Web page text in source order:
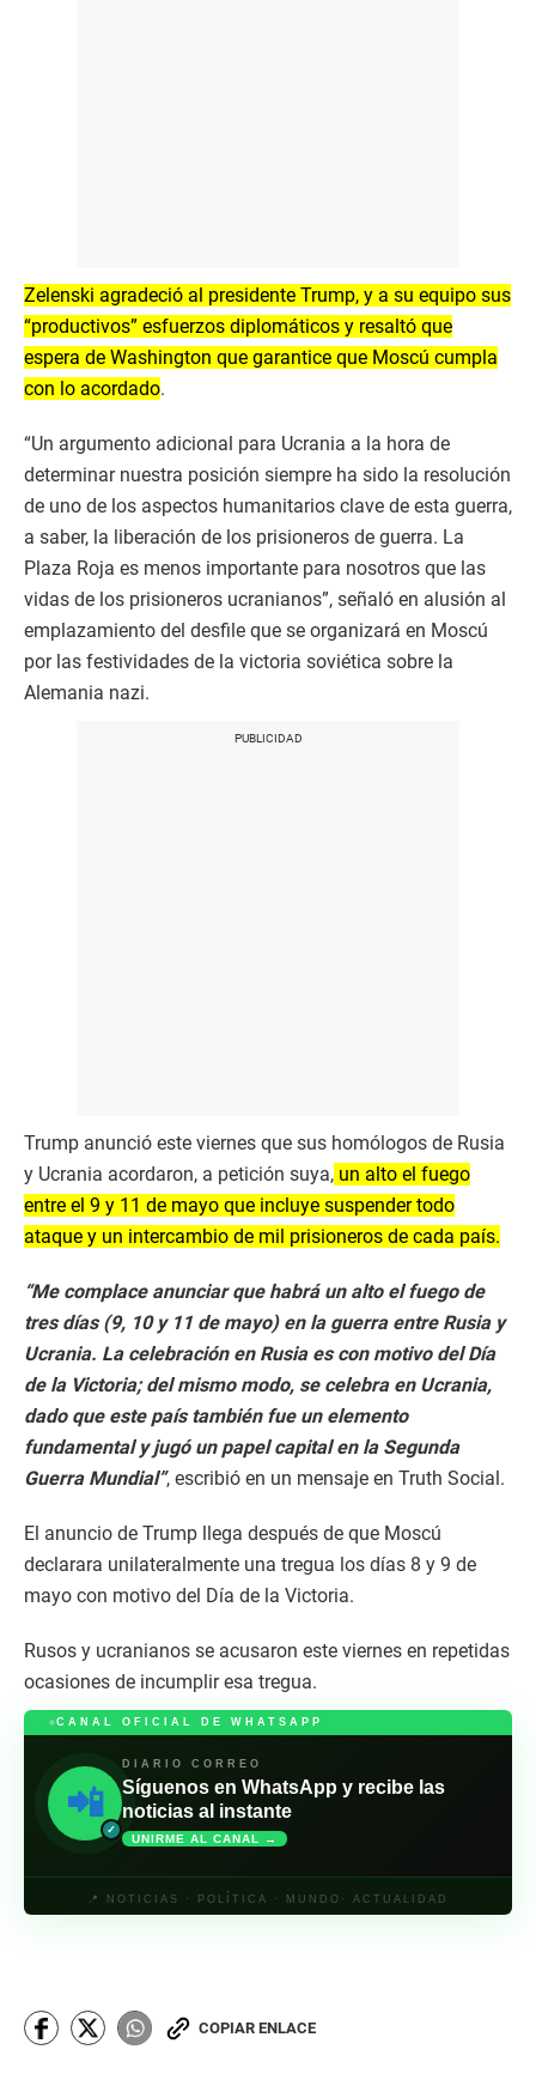
Zelenski agradeció al presidente Trump, y a su equipo sus
“productivos” esfuerzos diplomáticos y resaltó que
espera de Washington que garantice que Moscú cumpla
con lo acordado.
“Un argumento adicional para Ucrania a la hora de
determinar nuestra posición siempre ha sido la resolución
de uno de los aspectos humanitarios clave de esta guerra,
a saber, la liberación de los prisioneros de guerra. La
Plaza Roja es menos importante para nosotros que las
vidas de los prisioneros ucranianos”, señaló en alusión al
emplazamiento del desfile que se organizará en Moscú
por las festividades de la victoria soviética sobre la
Alemania nazi.
Trump anunció este viernes que sus homólogos de Rusia
y Ucrania acordaron, a petición suya, un alto el fuego
entre el 9 y 11 de mayo que incluye suspender todo
ataque y un intercambio de mil prisioneros de cada país.
“Me complace anunciar que habrá un alto el fuego de
tres días (9, 10 y 11 de mayo) en la guerra entre Rusia y
Ucrania. La celebración en Rusia es con motivo del Día
de la Victoria; del mismo modo, se celebra en Ucrania,
dado que este país también fue un elemento
fundamental y jugó un papel capital en la Segunda
Guerra Mundial”, escribió en un mensaje en Truth Social.
El anuncio de Trump llega después de que Moscú
declarara unilateralmente una tregua los días 8 y 9 de
mayo con motivo del Día de la Victoria.
Rusos y ucranianos se acusaron este viernes en repetidas
ocasiones de incumplir esa tregua.
CANAL OFICIAL DE WHATSAPP
📲
✓
DIARIO CORREO
Síguenos en WhatsApp y recibe las
noticias al instante
UNIRME AL CANAL →
📍 NOTICIAS · POLÍTICA · MUNDO· ACTUALIDAD
COPIAR ENLACE